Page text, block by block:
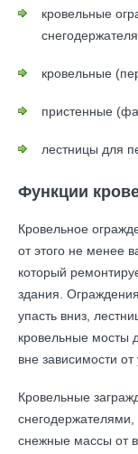
кровельные
кровельные
пристенные
лестницы для
Функции
Кровельное
от этого не менее
который
здания.
упасть вниз,
кровельные мосты
вне зависимости от
Кровельные
снежные массы от